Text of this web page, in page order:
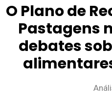
O Plano de
Pastagens
debates